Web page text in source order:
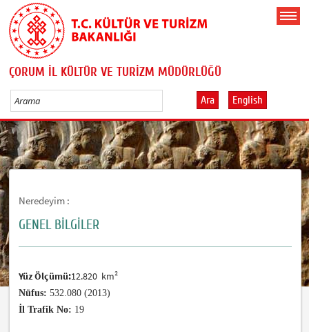
ÇORUM İL KÜLTÜR VE TURİZM MÜDÜRLÜĞÜ
Ara English
Neredeyim :
GENEL BİLGİLER
Yüz Ölçümü:12.820 km²
Nüfus: 532.080 (2013)
İl Trafik No: 19